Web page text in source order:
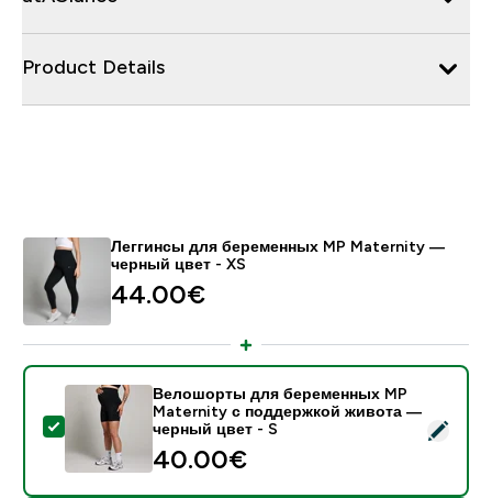
Product Details
Леггинсы для беременных MP Maternity —
черный цвет - XS
44.00€‎
- Велошорты для беременных MP Maternity с
Велошорты для беременных MP
Maternity с поддержкой живота —
черный цвет - S
40.00€‎